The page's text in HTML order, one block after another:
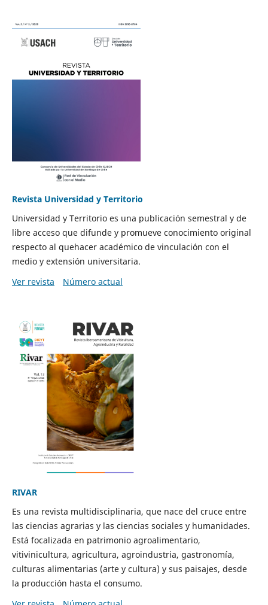
Revista Universidad y Territorio
Universidad y Territorio es una publicación semestral y de
libre acceso que difunde y promueve conocimiento original
respecto al quehacer académico de vinculación con el
medio y extensión universitaria.
Ver revista
Número actual
RIVAR
Es una revista multidisciplinaria, que nace del cruce entre
las ciencias agrarias y las ciencias sociales y humanidades.
Está focalizada en patrimonio agroalimentario,
vitivinicultura, agricultura, agroindustria, gastronomía,
culturas alimentarias (arte y cultura) y sus paisajes, desde
la producción hasta el consumo.